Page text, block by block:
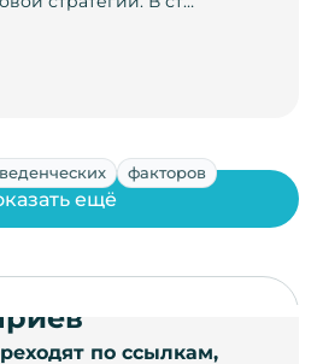
факторов
по ссылкам,
ещё